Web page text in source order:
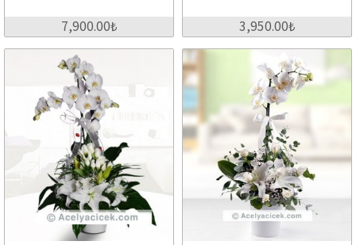
7,900.00₺ 3,950.00₺